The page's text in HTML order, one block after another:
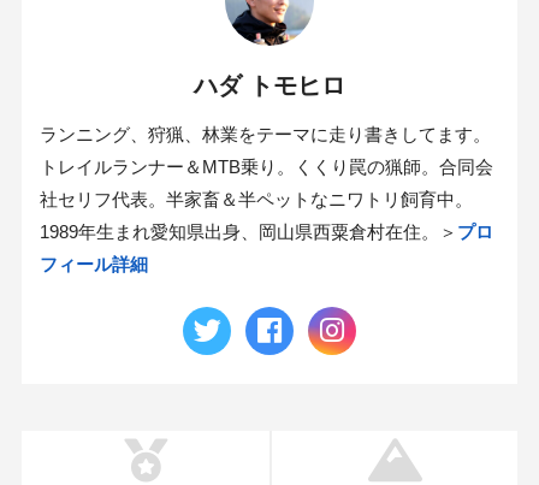
ハダ トモヒロ
ランニング、狩猟、林業をテーマに走り書きしてます。
トレイルランナー＆MTB乗り。くくり罠の猟師。合同会
社セリフ代表。半家畜＆半ペットなニワトリ飼育中。
1989年生まれ愛知県出身、岡山県西粟倉村在住。＞ プロ
フィール詳細